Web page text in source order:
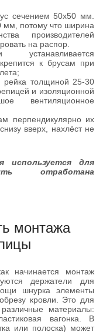
сечением 50х50 мм.
мм, потому что ширина
производителей
на распор.
устанавливается
к брусам при
рейка толщиной 25-30
и изоляционной
вентиляционное
перпендикулярно их
вверх, нахлёст не
используется для
отработана
монтажа
начинается монтаж
держатели для
шнурка элементы
кровли. Это для
материалы:
вагонка. В
или полоска) может